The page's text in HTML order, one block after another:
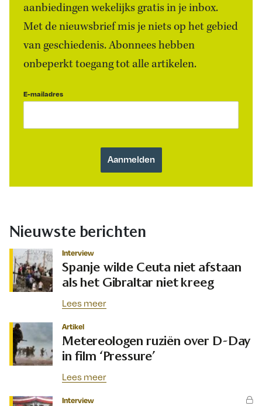
aanbiedingen wekelijks gratis in je inbox.
Met de nieuwsbrief mis je niets op het gebied
van geschiedenis. Abonnees hebben
onbeperkt toegang tot alle artikelen.
E-mailadres
Nieuwste berichten
Interview
Spanje wilde Ceuta niet afstaan
als het Gibraltar niet kreeg
Lees meer
Artikel
Metereologen ruziën over D-Day
in film ‘Pressure’
Lees meer
Interview